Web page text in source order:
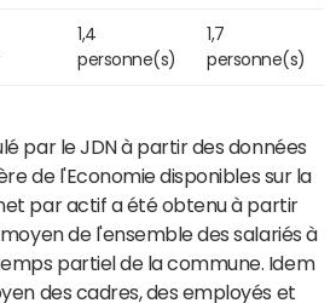
1,4
personne(s)
1,7
personne(s)
par le JDN à partir des données
de l'Economie disponibles sur la
par actif a été obtenu à partir
de l'ensemble des salariés à
partiel de la commune. Idem
des cadres, des employés et